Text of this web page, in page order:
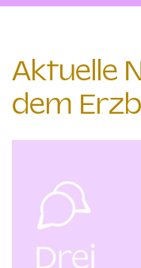
Aktuelle
dem